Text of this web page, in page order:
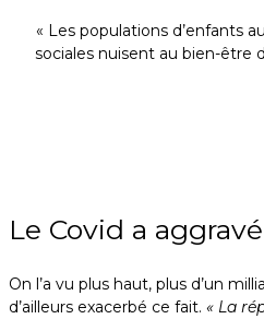
« Les populations d’enfants
sociales nuisent au bien-être
Le Covid a
On l’a vu plus haut, plus d’un
d’ailleurs exacerbé ce fait. « La